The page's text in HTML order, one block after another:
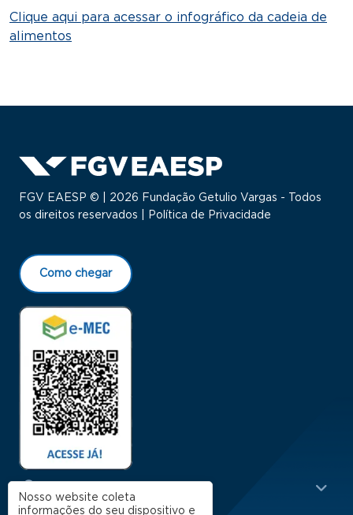
Clique aqui para acessar o infográfico da cadeia de
alimentos
FGV EAESP © | 2026 Fundação Getulio Vargas - Todos
os direitos reservados |
Política de Privacidade
Como chegar
Menu Rodapé 1
Nosso website coleta
informações do seu dispositivo e